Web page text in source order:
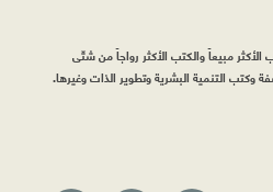
مبيعاً والكتب الأكثر رواجاً من شتّى
وكتب التنمية البشرية وتطوير الذات وغيرها.